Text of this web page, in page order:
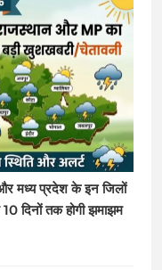
मध्य प्रदेश के इन जिलों
दिनों तक होगी झमाझम